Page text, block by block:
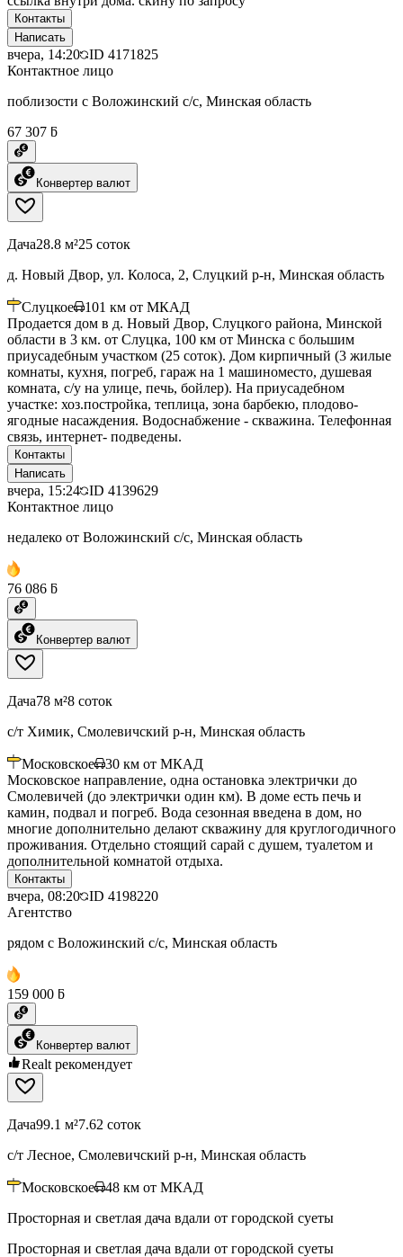
Контакты
Написать
вчера, 14:20 ID 4171825
Контактное лицо
поблизости с Воложинский с/с, Минская область
67 307 ƃ
Конвертер валют
Дача28.8 м²25 соток
д. Новый Двор, ул. Колоса, 2, Слуцкий р-н, Минская область
Слуцкое 101 км от МКАД
Продается дом в д. Новый Двор, Слуцкого района, Минской
области в 3 км. от Слуцка, 100 км от Минска с большим
приусадебным участком (25 соток). Дом кирпичный (3 жилые
комнаты, кухня, погреб, гараж на 1 машиноместо, душевая
комната, с/у на улице, печь, бойлер). На приусадебном
участке: хоз.постройка, теплица, зона барбекю, плодово-
ягодные насаждения. Водоснабжение - скважина. Телефонная
связь, интернет- подведены.
Контакты
Написать
вчера, 15:24 ID 4139629
Контактное лицо
недалеко от Воложинский с/с, Минская область
76 086 ƃ
Конвертер валют
Дача78 м²8 соток
с/т Химик, Смолевичский р-н, Минская область
Московское 30 км от МКАД
Московское направление, одна остановка электрички до
Смолевичей (до электрички один км). В доме есть печь и
камин, подвал и погреб. Вода сезонная введена в дом, но
многие дополнительно делают скважину для круглогодичного
проживания. Отдельно стоящий сарай с душем, туалетом и
дополнительной комнатой отдыха.
Контакты
вчера, 08:20 ID 4198220
Агентство
рядом с Воложинский с/с, Минская область
159 000 ƃ
Конвертер валют
Realt рекомендует
Дача99.1 м²7.62 соток
с/т Лесное, Смолевичский р-н, Минская область
Московское 48 км от МКАД
Просторная и светлая дача вдали от городской суеты
Просторная и светлая дача вдали от городской суеты